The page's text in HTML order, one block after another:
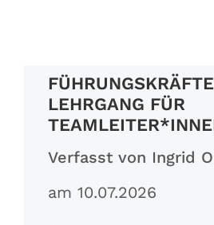
LEHRGANG FÜR
Verfasst von Ingrid
am 10.07.2026